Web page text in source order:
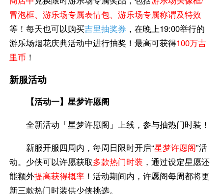
冒泡框、游乐场专属表情包、游乐场专属称谓及特效
等！每天也可以购买吉里抽奖券 ，在晚上19:00举行的
游乐场烟花庆典活动中进行抽奖！最高可获得100万吉
里币 ！
新服活动
【活动一】星梦许愿阁
全新活动「星梦许愿阁」上线，参与抽热门时装！
新服开服四周内，每周日限时开启“星梦许愿阁”活
动。少侠可以许愿获取多款热门时装 ，通过设定星愿还
能额外提高获得概率 ！活动期间内，许愿阁每周都将更
新三款热门时装供少侠挑选。